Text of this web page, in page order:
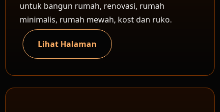
untuk bangun rumah, renovasi, rumah
minimalis, rumah mewah, kost dan ruko.
Lihat Halaman